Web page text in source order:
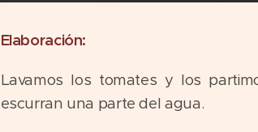
Elaboración:
Lavamos los tomates y los
escurran una parte del agua.